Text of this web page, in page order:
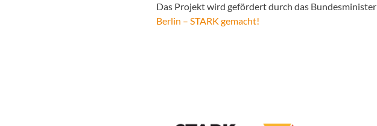
Das Projekt wird gefördert durch das
Berlin – STARK gemacht!